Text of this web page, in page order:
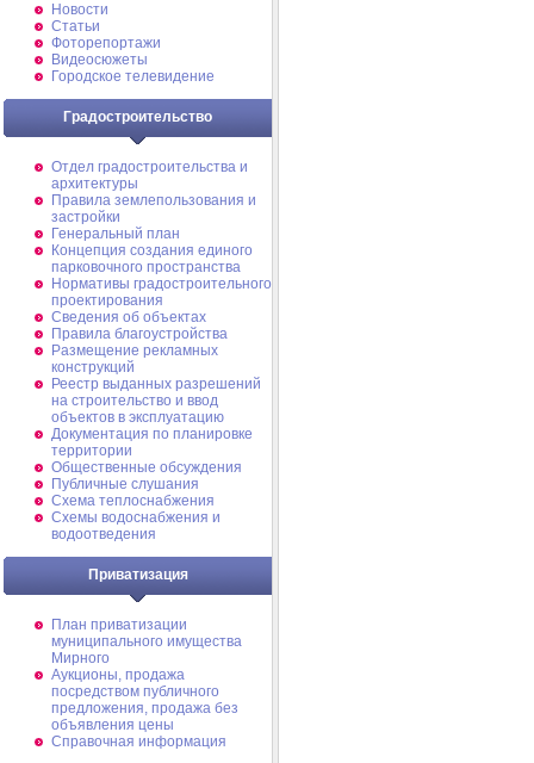
Новости
Статьи
Фоторепортажи
Видеосюжеты
Городское телевидение
Градостроительство
Отдел градостроительства и
архитектуры
Правила землепользования и
застройки
Генеральный план
Концепция создания единого
парковочного пространства
Нормативы градостроительного
проектирования
Сведения об объектах
Правила благоустройства
Размещение рекламных
конструкций
Реестр выданных разрешений
на строительство и ввод
объектов в эксплуатацию
Документация по планировке
территории
Общественные обсуждения
Публичные слушания
Схема теплоснабжения
Схемы водоснабжения и
водоотведения
Приватизация
План приватизации
муниципального имущества
Мирного
Аукционы, продажа
посредством публичного
предложения, продажа без
объявления цены
Справочная информация